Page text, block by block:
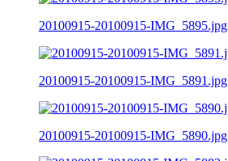
20100915-20100915-IMG_5895.jpg
20100915-20100915-IMG_5891.jpg
20100915-20100915-IMG_5890.jpg